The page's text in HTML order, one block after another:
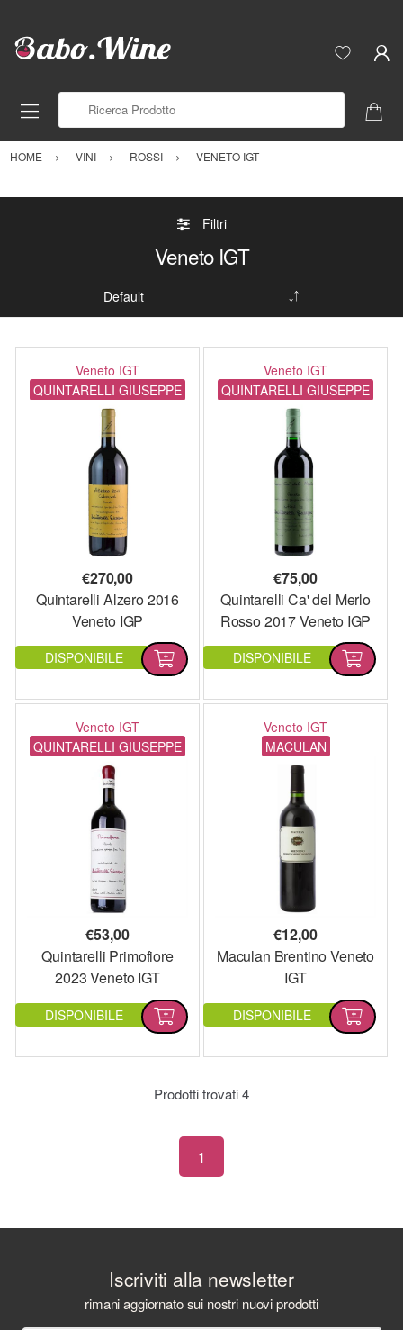
HOME VINI ROSSI VENETO IGT
Filtri
Veneto IGT
Veneto IGT
QUINTARELLI GIUSEPPE
€270,00
Quintarelli Alzero 2016
Veneto IGP
DISPONIBILE
Veneto IGT
QUINTARELLI GIUSEPPE
€75,00
Quintarelli Ca' del Merlo
Rosso 2017 Veneto IGP
DISPONIBILE
Veneto IGT
QUINTARELLI GIUSEPPE
€53,00
Quintarelli Primofiore
2023 Veneto IGT
DISPONIBILE
Veneto IGT
MACULAN
€12,00
Maculan Brentino Veneto
IGT
DISPONIBILE
Prodotti trovati4
1
Iscriviti alla newsletter
rimani aggiornato sui nostri nuovi prodotti